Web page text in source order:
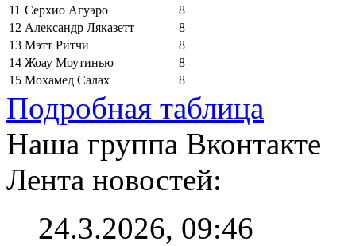
11 Серхио Агуэро
8
12 Александр Ляказетт
8
13 Мэтт Ритчи
8
14 Жоау Моутинью
8
15 Мохамед Салах 8
Подробная таблица
Наша группа Вконтакте
Лента новостей:
24.3.2026, 09:46